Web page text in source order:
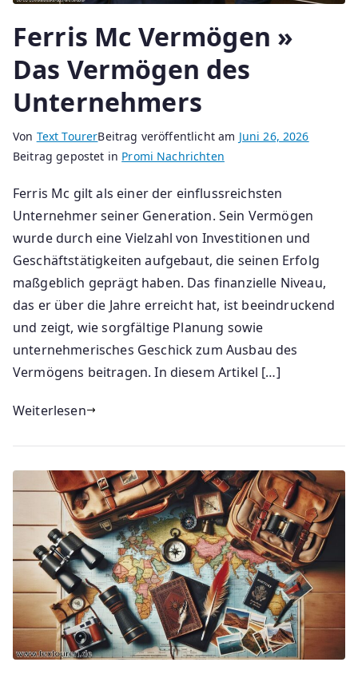
Ferris Mc Vermögen »
Das Vermögen des
Unternehmers
Von Text TourerBeitrag veröffentlicht am Juni 26, 2026
Beitrag gepostet in Promi Nachrichten
Ferris Mc gilt als einer der einflussreichsten
Unternehmer seiner Generation. Sein Vermögen
wurde durch eine Vielzahl von Investitionen und
Geschäftstätigkeiten aufgebaut, die seinen Erfolg
maßgeblich geprägt haben. Das finanzielle Niveau,
das er über die Jahre erreicht hat, ist beeindruckend
und zeigt, wie sorgfältige Planung sowie
unternehmerisches Geschick zum Ausbau des
Vermögens beitragen. In diesem Artikel […]
Weiterlesen